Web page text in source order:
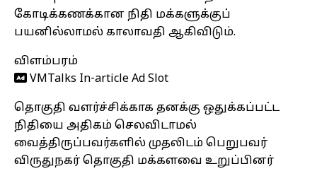
கோடிக்கணக்கான நிதி மக்களுக்குப்
பயனில்லாமல் காலாவதி ஆகிவிடும்.
விளம்பரம்
VMTalks In-article Ad Slot
தொகுதி வளர்ச்சிக்காக தனக்கு ஒதுக்கப்பட்ட
நிதியை அதிகம் செலவிடாமல்
வைத்திருப்பவர்களில் முதலிடம் பெறுபவர்
விருதுநகர் தொகுதி மக்களவை உறுப்பினர்